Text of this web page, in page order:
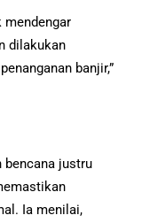
mendengar
dilakukan
banjir,”
bencana justru
Ia menilai,